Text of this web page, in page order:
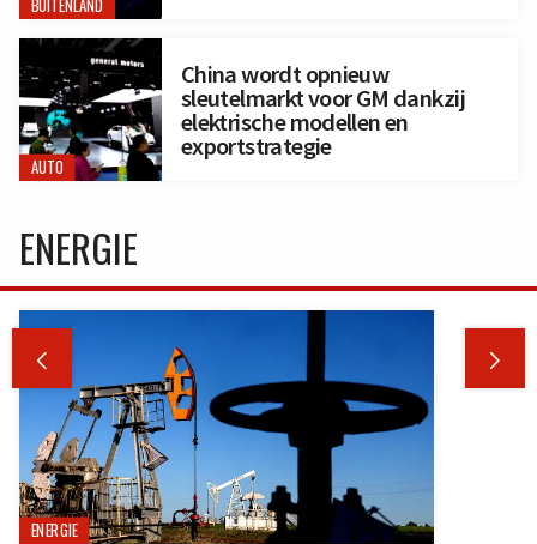
BUITENLAND
AUTO
China wordt opnieuw
sleutelmarkt voor GM dankzij
elektrische modellen en
exportstrategie
ENERGIE
 
ENERGIE